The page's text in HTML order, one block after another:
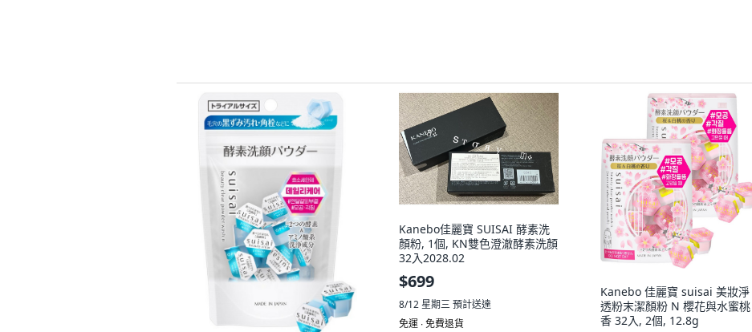
Kanebo佳麗寶 SUISAI 酵素洗
顏粉, 1個, KN雙色澄澈酵素洗顏
32入2028.02
$699
8/12 星期三預計送達
免運 ∙ 免費退貨
Kanebo 佳麗寶 suisai 美妝淨
透粉末潔顏粉 N 櫻花與水蜜桃
香 32入, 2個, 12.8g